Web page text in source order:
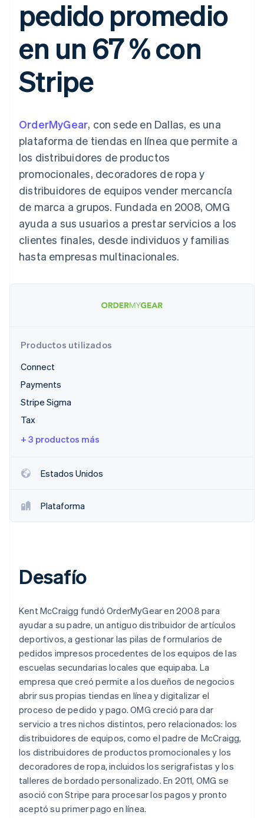
Authorization
Boost
Optimizaciones
Link
Proceso de
acelerado
Automatización
contable
Stripe Sigma
Informes
personalizados
Más
Product roadmap
Ver lo que viene
Radar
Prevención de fraude
Atlas
Constitución de una startup
Climate
Mirar ahora
Gestión del dinero
Plataformas
SaaS
Por sector
creadores
Hostelería, viajes y ocio
Seguros
Medios de
comunicación y
entretenimiento
Organizaciones sin
fines de lucro
Servicios
profesionales
Sector público
Minorista
Ecosistema
Gestionar
suscripciones
Ofrecer cobro por
consumo
Emitir tarjetas
respaldadas por
Aprovisiona y gestiona
servicios con agentes
Recursos
Integraciones de
aplicaciones
Ejemplos de código
Blog de
desarrolladores
Estado de la API
Empresa
Hoja de ruta del
producto
Conferencia anual
Sessions
Sala de prensa
Stripe Press
Contacta con ventas
Conviértete en socio
pedido promedio
en un 67 % con
Stripe
OrderMyGear, con sede en Dallas, es una
plataforma de tiendas en línea que permite a
los distribuidores de productos
promocionales, decoradores de ropa y
distribuidores de equipos vender mercancía
de marca a grupos. Fundada en 2008, OMG
ayuda a sus usuarios a prestar servicios a los
clientes finales, desde individuos y familias
hasta empresas multinacionales.
Productos utilizados
Connect
Payments
Stripe Sigma
Tax
+ 3 productos más
Estados Unidos
Plataforma
Desafío
Kent McCraigg fundó OrderMyGear en 2008 para
ayudar a su padre, un antiguo distribuidor de artículos
deportivos, a gestionar las pilas de formularios de
pedidos impresos procedentes de los equipos de las
escuelas secundarias locales que equipaba. La
empresa que creó permite a los dueños de negocios
abrir sus propias tiendas en línea y digitalizar el
proceso de pedido y pago. OMG creció para dar
servicio a tres nichos distintos, pero relacionados: los
distribuidores de equipos, como el padre de McCraigg,
los distribuidores de productos promocionales y los
decoradores de ropa, incluidos los serigrafistas y los
talleres de bordado personalizado. En 2011, OMG se
asoció con Stripe para procesar los pagos y pronto
aceptó su primer pago en línea.